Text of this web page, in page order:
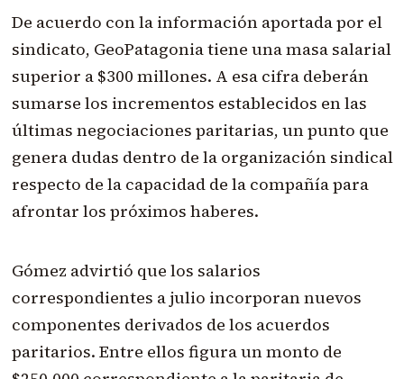
De acuerdo con la información aportada por el
sindicato, GeoPatagonia tiene una masa salarial
superior a $300 millones. A esa cifra deberán
sumarse los incrementos establecidos en las
últimas negociaciones paritarias, un punto que
genera dudas dentro de la organización sindical
respecto de la capacidad de la compañía para
afrontar los próximos haberes.
Gómez advirtió que los salarios
correspondientes a julio incorporan nuevos
componentes derivados de los acuerdos
paritarios. Entre ellos figura un monto de